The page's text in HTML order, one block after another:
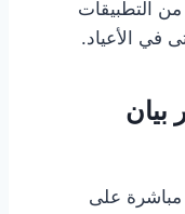
التطبيقات
بيان
على